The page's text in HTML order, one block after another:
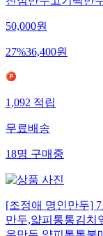
진심만두고기떡만
50,000원
27%36,400원
1,092적립
무료배송
18명구매중
[조정애 명인만두]
만두,얇피통통김치